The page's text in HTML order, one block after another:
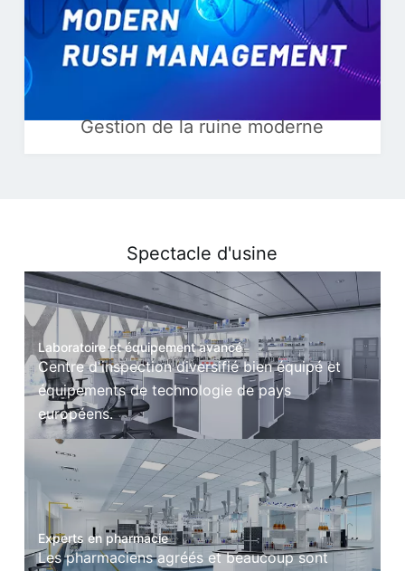
Gestion de la ruine moderne
Spectacle d'usine
Laboratoire et équipement avancé
Centre d'inspection diversifié bien équipé et
équipements de technologie de pays
européens.
Experts en pharmacie
Les pharmaciens agréés et beaucoup sont